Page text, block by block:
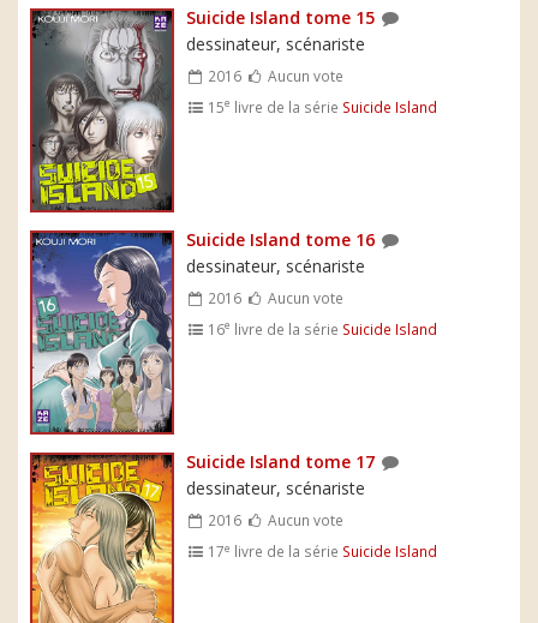
Suicide Island tome 15
dessinateur, scénariste
2016
Aucun vote
15e livre de la série Suicide Island
Suicide Island tome 16
dessinateur, scénariste
2016
Aucun vote
16e livre de la série Suicide Island
Suicide Island tome 17
dessinateur, scénariste
2016
Aucun vote
17e livre de la série Suicide Island